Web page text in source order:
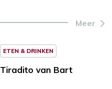
Meer
ETEN & DRINKEN
Tiradito van Bart